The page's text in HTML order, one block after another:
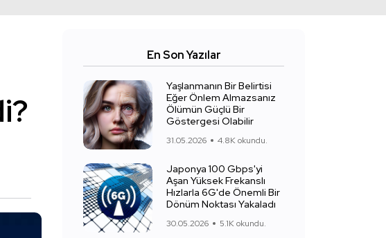
En Son Yazılar
Yaşlanmanın Bir Belirtisi
Eğer Önlem Almazsanız
Ölümün Güçlü Bir
Göstergesi Olabilir
31.05.2026 4.8K okundu.
Japonya 100 Gbps'yi
Aşan Yüksek Frekanslı
Hızlarla 6G'de Önemli Bir
Dönüm Noktası Yakaladı
30.05.2026 5.1K okundu.